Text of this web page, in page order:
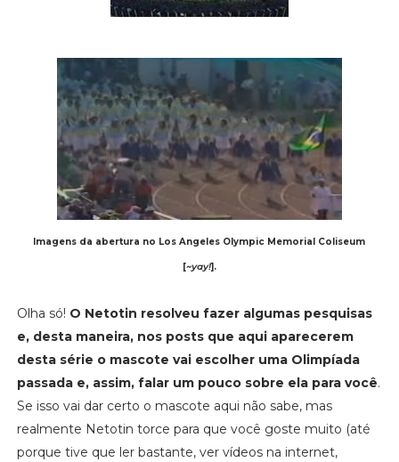
Imagens da abertura no Los Angeles Olympic Memorial Coliseum
[~yay!].
Olha só! O Netotin resolveu fazer algumas pesquisas
e, desta maneira, nos posts que aqui aparecerem
desta série o mascote vai escolher uma Olimpíada
passada e, assim, falar um pouco sobre ela para você.
Se isso vai dar certo o mascote aqui não sabe, mas
realmente Netotin torce para que você goste muito (até
porque tive que ler bastante, ver vídeos na internet,